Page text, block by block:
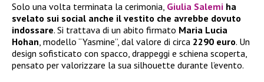
Solo una volta terminata la cerimonia, Giulia Salemi ha
svelato sui social anche il vestito che avrebbe dovuto
indossare. Si trattava di un abito firmato Maria Lucia
Hohan, modello “Yasmine”, dal valore di circa 2290 euro. Un
design sofisticato con spacco, drappeggi e schiena scoperta,
pensato per valorizzare la sua silhouette durante l’evento.